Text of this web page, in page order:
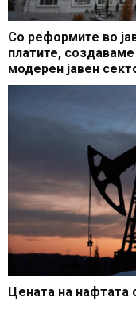
Со реформите во
платите,
модерен јавен
Цената на нафтата